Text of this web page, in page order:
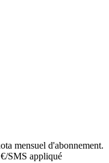
mensuel d'abonnement.
SMS appliqué